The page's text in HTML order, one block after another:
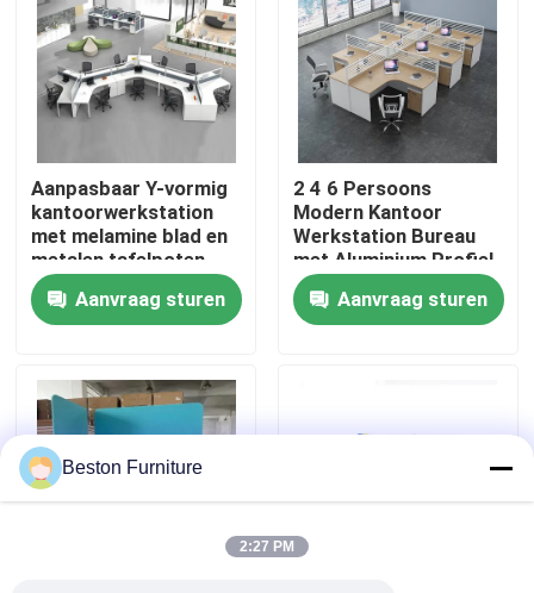
Over ons
Kwaliteitscontrole
Neem contact met ons op
Gevallen
Blog
Aanpasbaar Y-vormig
kantoorwerkstation
met melamine blad en
metalen tafelpoten
Aanvraag sturen
2 4 6 Persoons
Modern Kantoor
Werkstation Bureau
met Aluminium Profiel
Stof Materiaal en
30mm Dik Paneel
Aanvraag sturen
Beston Furniture
2:27 PM